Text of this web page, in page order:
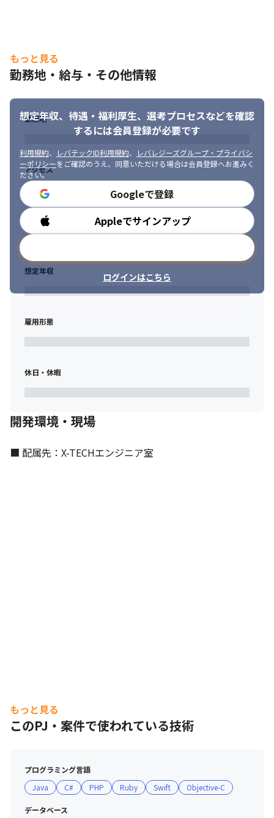
もっと見る
勤務地・給与・その他情報
想定年収、待遇・福利厚生、 選考プロセスなどを確認
するには会員登録が必要です
利用規約、 レバテックID利用規約、
レバレジーズグループ・プライバシ
ーポリシーをご確認のうえ、同意いただける場合は会員登録へお進みく
ださい。
Googleで登録
Appleでサインアップ
ログインはこちら
勤務地
アクセス
勤務時間
想定年収
雇用形態
休日・休暇
開発環境・現場
■ 配属先：X-TECHエンジニア室
もっと見る
このPJ・案件で使われている技術
プログラミング言語
Java
C# PHP Ruby Swift Objective-C
データベース